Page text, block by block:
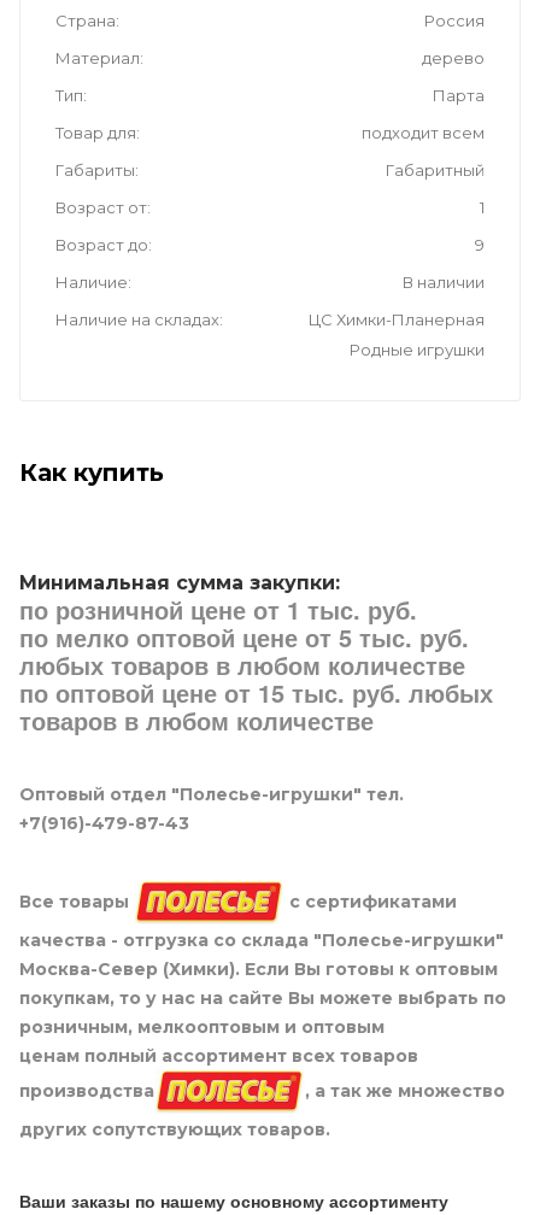
Страна
Россия
Материал
дерево
Тип
Парта
Товар для
подходит всем
Габариты
Габаритный
Возраст от
1
Возраст до
9
Наличие
В наличии
Наличие на складах
ЦС Химки-Планерная
Родные игрушки
Как купить
Минимальная сумма закупки:
по розничной цене от 1 тыс. руб.
по мелко оптовой цене от 5 тыс. руб.
любых товаров в любом количестве
по оптовой цене от 15 тыс. руб. любых
товаров в любом количестве
Оптовый отдел "Полесье-игрушки" тел.
+7(916)-479-87-43
Все товары
с сертификатами
качества - отгрузка со склада "Полесье-игрушки"
Москва-Север (Химки). Если Вы готовы к оптовым
покупкам, то у нас на сайте Вы можете выбрать по
розничным, мелкооптовым и оптовым
ценам полный ассортимент всех товаров
производства
, а так же множество
других сопутствующих товаров.
Ваши заказы по нашему основному ассортименту